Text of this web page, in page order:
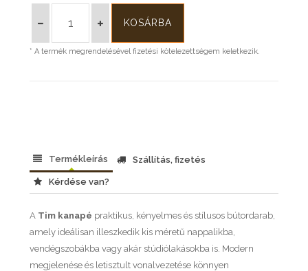
* A termék megrendelésével fizetési kötelezettségem keletkezik.
Termékleírás Szállítás, fizetés
Kérdése van?
A Tim kanapé praktikus, kényelmes és stílusos bútordarab,
amely ideálisan illeszkedik kis méretű nappalikba,
vendégszobákba vagy akár stúdiólakásokba is. Modern
megjelenése és letisztult vonalvezetése könnyen